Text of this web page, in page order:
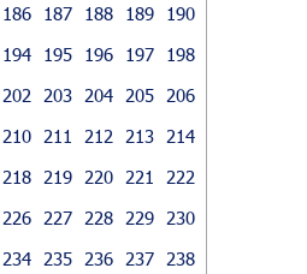
186 187 188 189
190
194 195 196 197
198
202 203 204 205
206
210 211 212 213
214
218 219 220 221
222
226 227 228 229
230
234 235 236 237
238